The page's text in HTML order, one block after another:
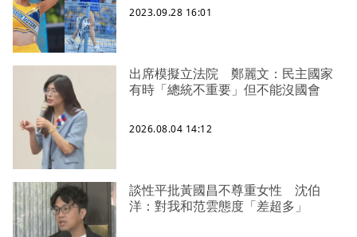
2023.09.28 16:01
出席模擬立法院 鄭麗文：民主國家
有時「總統不重要」但不能沒國會
2026.08.04 14:12
談性平批黃國昌不尊重女性 沈伯
洋：對我和范雲態度「差超多」